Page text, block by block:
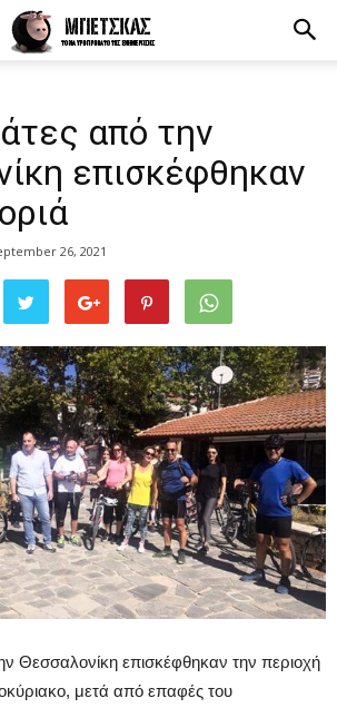
από την
επισκέφθηκαν
26, 2021
Θεσσαλονίκη επισκέφθηκαν την περιοχή
μετά από επαφές του